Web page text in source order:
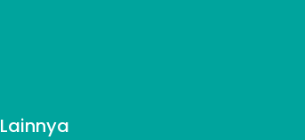
Lainnya